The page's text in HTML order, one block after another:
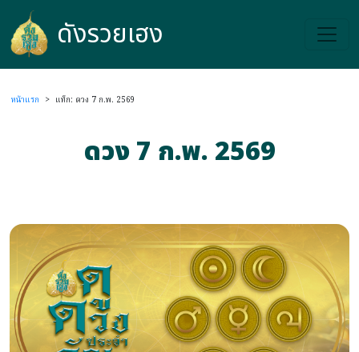
ดังรวยเฮง
ดังรวยเฮง
หน้าแรก > แท็ก: ดวง 7 ก.พ. 2569
ดวง 7 ก.พ. 2569